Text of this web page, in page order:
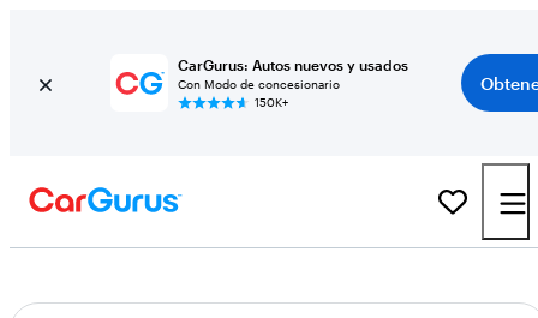
CarGurus: Autos nuevos y usados
Con Modo de concesionario
150K+